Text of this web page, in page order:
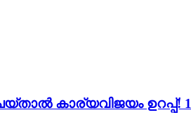
കാര്യവിജയം